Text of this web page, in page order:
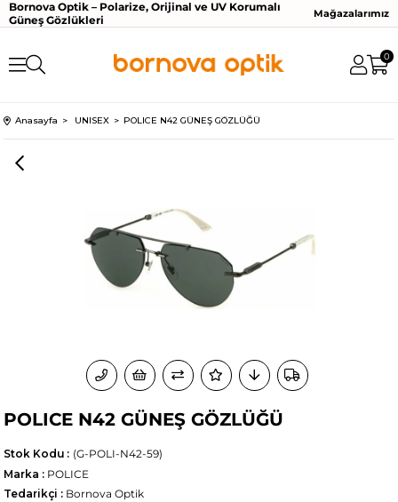
Bornova Optik – Polarize, Orijinal ve UV Korumalı
Güneş Gözlükleri
Mağazalarımız
0
Anasayfa UNISEX POLICE N42 GÜNEŞ GÖZLÜĞÜ
POLICE N42 GÜNEŞ GÖZLÜĞÜ
(G-POLI-N42-59)
Stok Kodu
Marka : POLICE
Tedarikçi : Bornova Optik